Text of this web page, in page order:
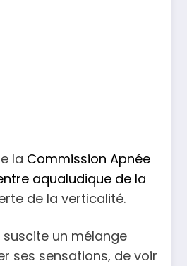
la Commission Apnée
aqualudique de la
de la verticalité.
suscite un mélange
ses sensations, de voir